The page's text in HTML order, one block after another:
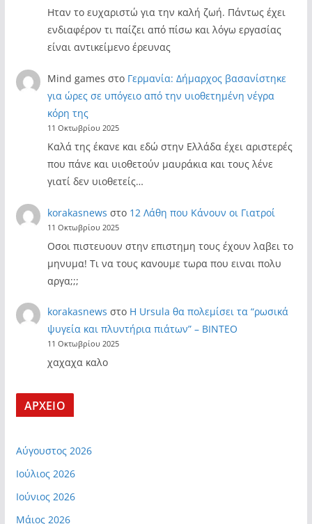
Ηταν το ευχαριστώ για την καλή ζωή. Πάντως έχει
ενδιαφέρον τι παίζει από πίσω και λόγω εργασίας
είναι αντικείμενο έρευνας
Mind games στο Γερμανία: Δήμαρχος βασανίστηκε
για ώρες σε υπόγειο από την υιοθετημένη νέγρα
κόρη της
11 Οκτωβρίου 2025
Καλά της έκανε και εδώ στην Ελλάδα έχει αριστερές
που πάνε και υιοθετούν μαυράκια και τους λένε
γιατί δεν υιοθετείς…
korakasnews στο 12 Λάθη που Κάνουν οι Γιατροί
11 Οκτωβρίου 2025
Οσοι πιστευουν στην επιστημη τους έχουν λαβει το
μηνυμα! Τι να τους κανουμε τωρα που ειναι πολυ
αργα;;;
korakasnews στο Η Ursula θα πολεμίσει τα “ρωσικά
ψυγεία και πλυντήρια πιάτων” – ΒΙΝΤΕΟ
11 Οκτωβρίου 2025
χαχαχα καλο
ΑΡΧΕΙΟ
Αύγουστος 2026
Ιούλιος 2026
Ιούνιος 2026
Μάιος 2026